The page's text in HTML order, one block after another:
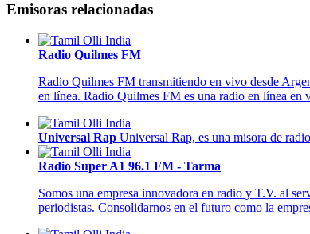
Emisoras relacionadas
Radio Quilmes FM
Radio Quilmes FM transmitiendo en vivo desde
en línea. Radio Quilmes FM es una radio en línea en
Universal Rap Universal Rap, es una misora de
Radio Super A1 96.1 FM - Tarma
Somos una empresa innovadora en radio y T.V. al
periodistas. Consolidarnos en el futuro como la